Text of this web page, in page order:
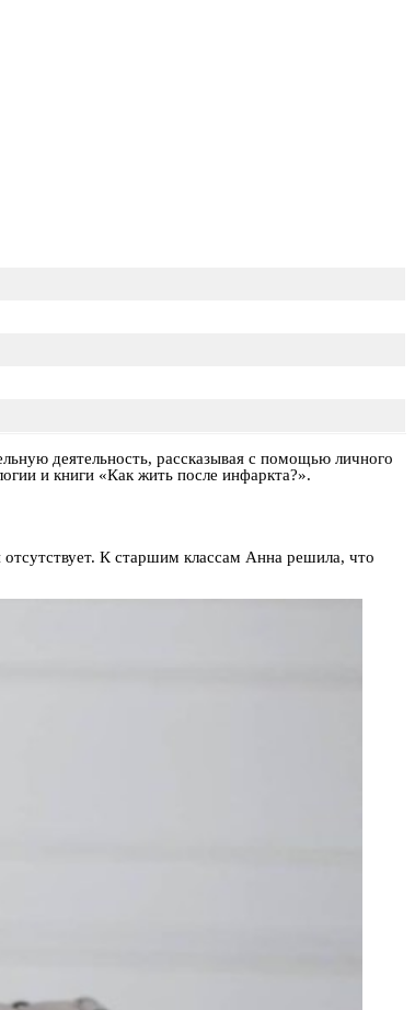
деятельность, рассказывая с помощью личного
и книги «Как жить после инфаркта?».
К старшим классам Анна решила, что